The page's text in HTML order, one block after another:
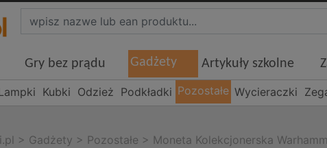
Gry bez prądu Gadżety Artykuły szkolne
Kubki Odzież Podkładki Pozostałe Wycieraczki
> Gadżety > Pozostałe > Moneta Kolekcjonerska